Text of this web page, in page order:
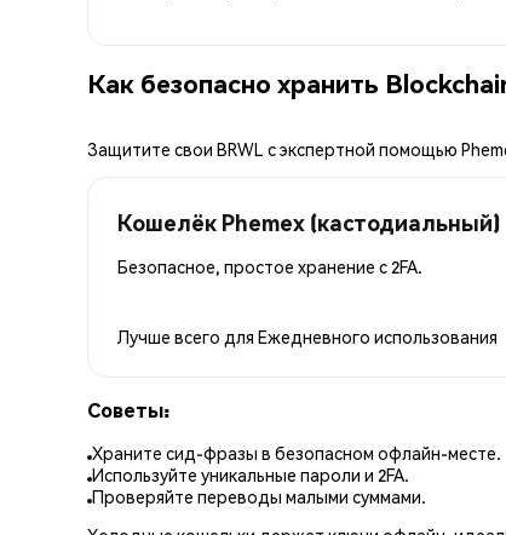
Как безопасно хранить
Защитите свои BRWL с экспертной помощью
Кошелёк Phemex (кастодиальный)
Безопасное, простое хранение с 2FA.
Лучше всего для Ежедневного использования
Советы:
Храните сид-фразы в безопасном офлайн-месте.
Используйте уникальные пароли и 2FA.
Проверяйте переводы малыми суммами.